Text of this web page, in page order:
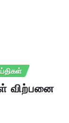
விற்பனை